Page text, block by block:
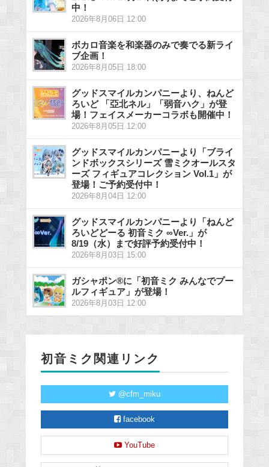
中！
2026年8月06日 12:00
ボカロ音楽を和楽器のみで奏でる新ライ
ブ企画！
2026年8月05日 18:00
グッドスマイルカンパニーより、ねんど
ろいど 「亞北ネル」「弱音ハク」が登
場！フェイスメーカーコラボも開催中！
2026年8月05日 12:00
グッドスマイルカンパニーより「ブライ
ンドボックスシリーズ 雪ミクオールスタ
ーズ フィギュアコレクション Vol.1」が
登場！ご予約受付中！
2026年8月04日 12:00
グッドスマイルカンパニーより「ねんど
ろいどどーる 初音ミク ∞Ver.」が
8/19（水）まで好評予約受付中！
2026年8月03日 15:00
ガシャポン®に「初音ミク みんなでプー
ルフィギュア」が登場！
2026年8月03日 12:00
初音ミク関連リンク
@cfm_miku
facebook
YouTube